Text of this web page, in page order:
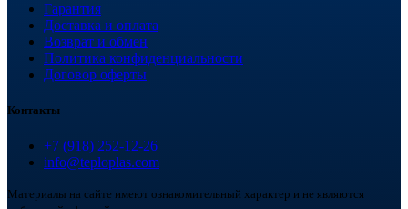
Гарантия
Доставка и оплата
Возврат и обмен
Политика конфиденциальности
Договор оферты
Контакты
+7 (918) 252-12-26
info@teploplas.com
Материалы на сайте имеют ознакомительный характер и не являются